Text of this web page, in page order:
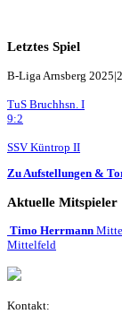
Letztes Spiel
B-Liga Arnsberg
TuS Bruchhsn. I
9:2
SSV Küntrop II
Zu Aufstellungen &
Aktuelle Mitspieler
Timo Herrmann
Mittelfeld
Kontakt: